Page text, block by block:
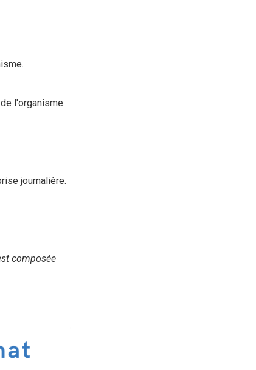
l'organisme.
journalière.
composée